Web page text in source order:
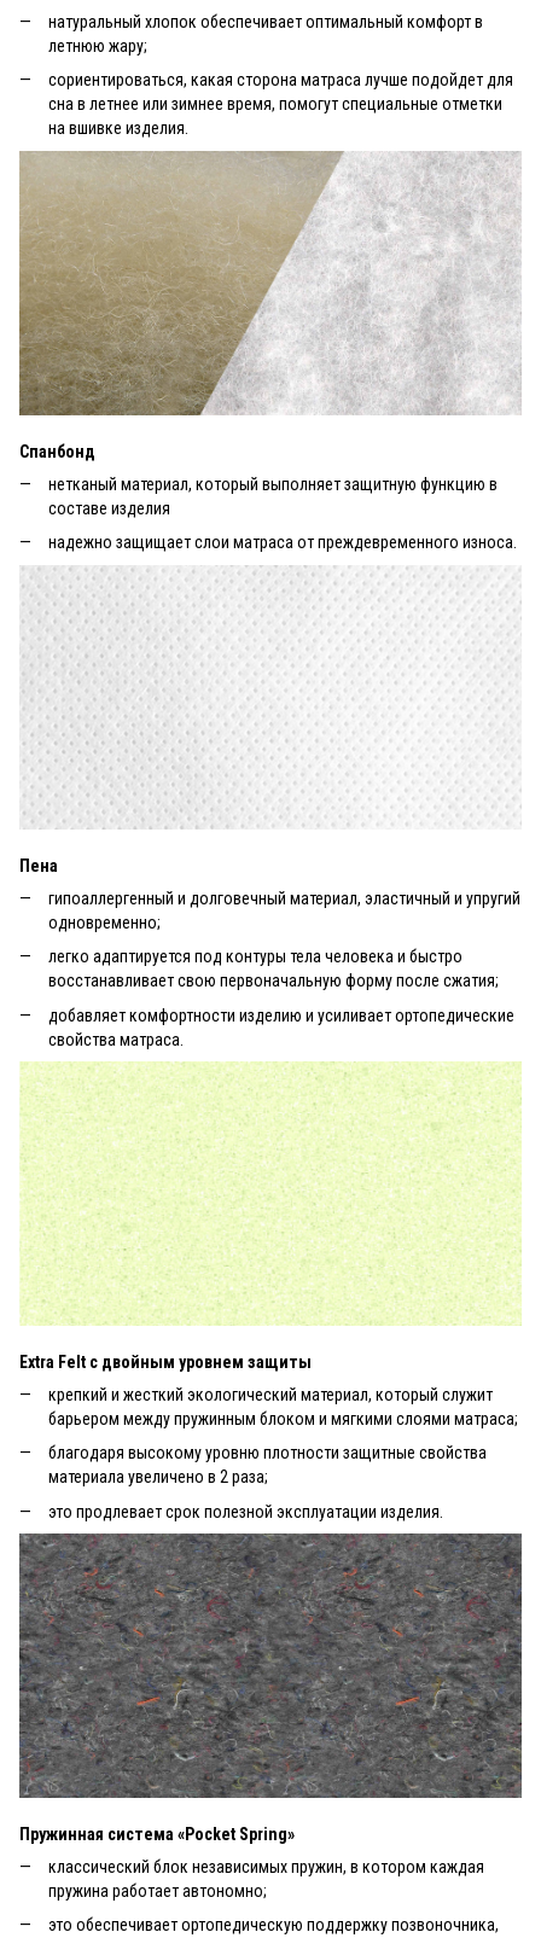
натуральный хлопок обеспечивает оптимальный комфорт в
летнюю жару;
сориентироваться, какая сторона матраса лучше подойдет для
сна в летнее или зимнее время, помогут специальные отметки
на вшивке изделия.
Спанбонд
нетканый материал, который выполняет защитную функцию в
составе изделия
надежно защищает слои матраса от преждевременного износа.
Пена
гипоаллергенный и долговечный материал, эластичный и упругий
одновременно;
легко адаптируется под контуры тела человека и быстро
восстанавливает свою первоначальную форму после сжатия;
добавляет комфортности изделию и усиливает ортопедические
свойства матраса.
Extra Felt с двойным уровнем защиты
крепкий и жесткий экологический материал, который служит
барьером между пружинным блоком и мягкими слоями матраса;
благодаря высокому уровню плотности защитные свойства
материала увеличено в 2 раза;
это продлевает срок полезной эксплуатации изделия.
Пружинная система «Pocket Spring»
классический блок независимых пружин, в котором каждая
пружина работает автономно;
это обеспечивает ортопедическую поддержку позвоночника,